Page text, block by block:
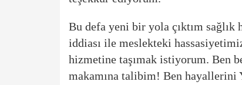
Bu defa yeni bir yola çıktım
iddiası ile meslekteki
hizmetine taşımak istiyorum. Ben
makamına talibim! Ben hayallerini